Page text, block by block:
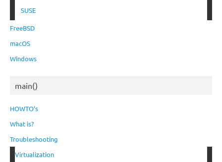
SUSE
FreeBSD
macOS
Windows
main()
HOWTO’s
What is?
Troubleshooting
Virtualization